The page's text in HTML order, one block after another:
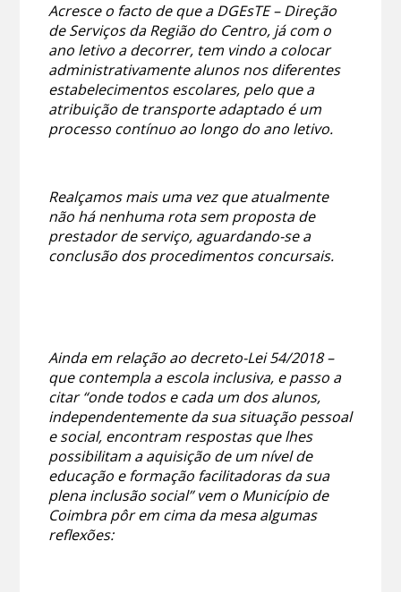
Acresce o facto de que a DGEsTE – Direção
de Serviços da Região do Centro, já com o
ano letivo a decorrer, tem vindo a colocar
administrativamente alunos nos diferentes
estabelecimentos escolares, pelo que a
atribuição de transporte adaptado é um
processo contínuo ao longo do ano letivo.
Realçamos mais uma vez que atualmente
não há nenhuma rota sem proposta de
prestador de serviço, aguardando-se a
conclusão dos procedimentos concursais.
Ainda em relação ao decreto-Lei 54/2018 –
que contempla a escola inclusiva, e passo a
citar “onde todos e cada um dos alunos,
independentemente da sua situação pessoal
e social, encontram respostas que lhes
possibilitam a aquisição de um nível de
educação e formação facilitadoras da sua
plena inclusão social” vem o Município de
Coimbra pôr em cima da mesa algumas
reflexões: